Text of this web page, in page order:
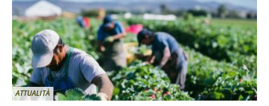
ATTUALITÀ